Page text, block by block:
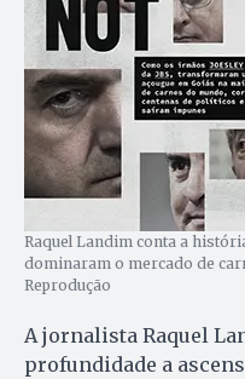
Raquel Landim conta a
dominaram o mercado de
Reprodução
A jornalista Raquel
profundidade a